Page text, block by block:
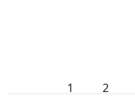
1 2